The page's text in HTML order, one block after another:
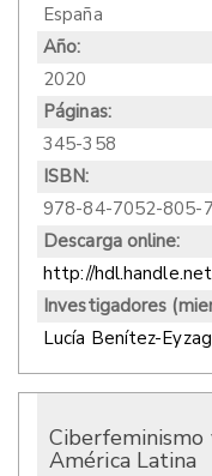
España
Año:
2020
Páginas:
345-358
ISBN:
978-84-7052-805-7
Descarga online:
http://
Investigadores
Lucía Benítez-
América Latina